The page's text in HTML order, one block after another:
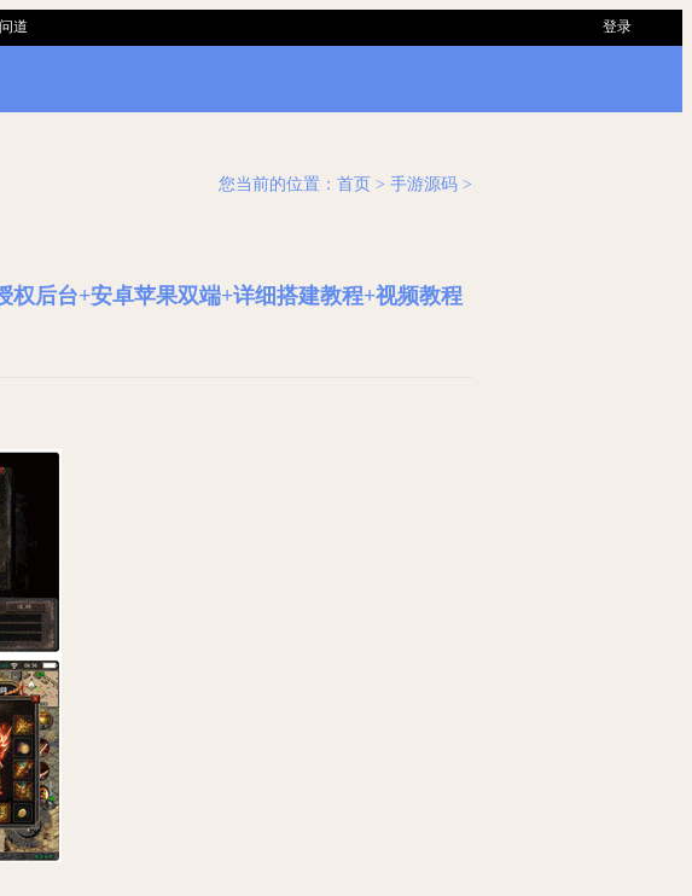
问道 登录
您当前的位置： 首页 > 手游源码 >
后台+安卓苹果双端+详细搭建教程+视频教程